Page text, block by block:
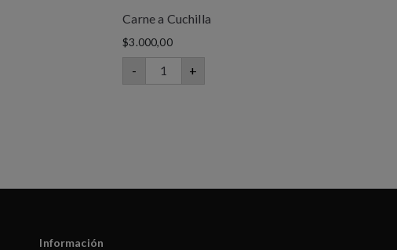
Carne a Cuchilla
$3.000,00
- +
Información